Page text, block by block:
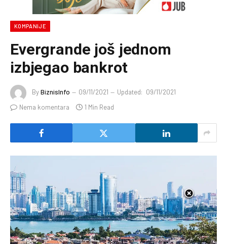
KOMPANIJE
Evergrande još jednom
izbjegao bankrot
ByBiznisInfo 09/11/2021 Updated: 09/11/2021
Nema komentara
1 Min Read